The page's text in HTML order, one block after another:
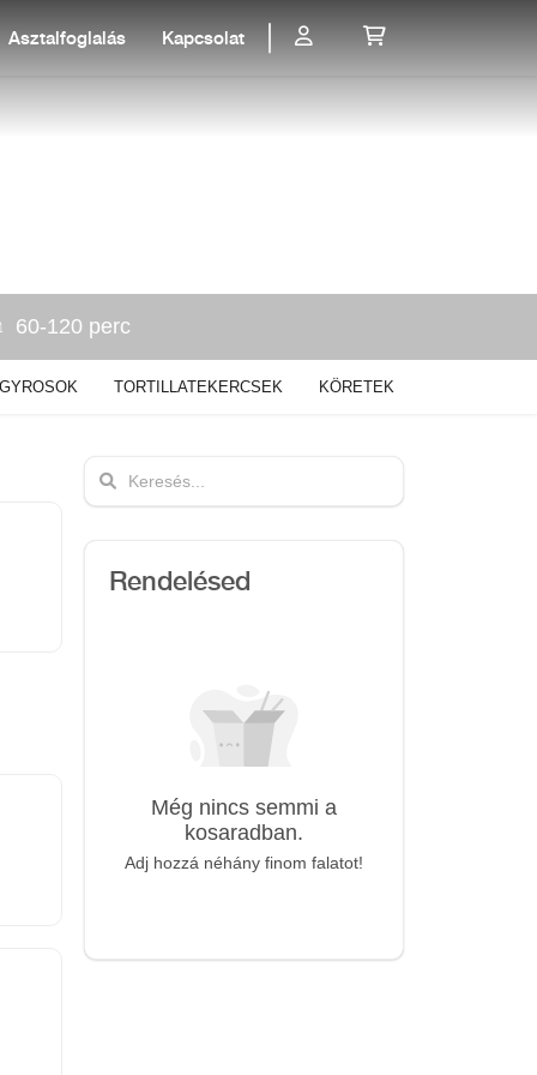
Asztalfoglalás Kapcsolat
60-120 perc
TORTILLATEKERCSEK KÖRETEK
Rendelésed
Még nincs semmi a
kosaradban.
Adj hozzá néhány finom falatot!